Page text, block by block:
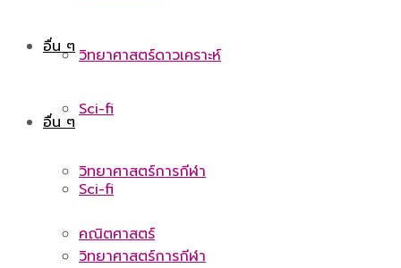
วิทยาศาสตร์ดาวเคราะห์
อื่น ๆ
Sci-fi
วิทยาศาสตร์การกีฬา
อื่น ๆ
Sci-fi
วิทยาศาสตร์การกีฬา
คณิตศาสตร์